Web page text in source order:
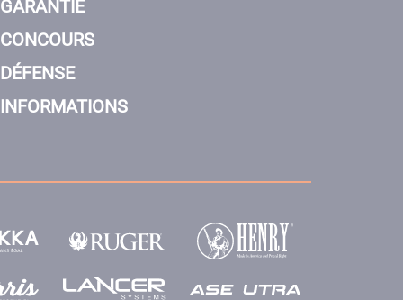
GARANTIE
CONCOURS
DÉFENSE
INFORMATIONS